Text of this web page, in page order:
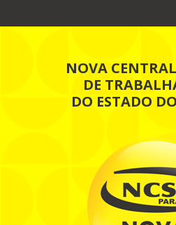
NOVA
DE
DO ESTADO